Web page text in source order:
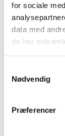
for sociale
data med
de har
Nødvendig
Præferencer
Der er
kaffe på